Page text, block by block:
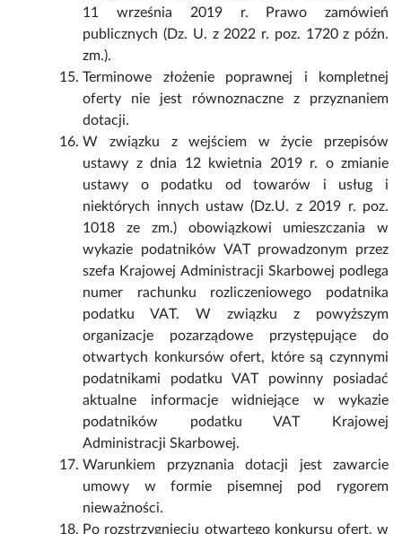
11 września 2019 r. Prawo zamówień
publicznych (Dz. U. z 2022 r. poz. 1720 z późn.
zm.).
Terminowe złożenie poprawnej i kompletnej
oferty nie jest równoznaczne z przyznaniem
dotacji.
W związku z wejściem w życie przepisów
ustawy z dnia 12 kwietnia 2019 r. o zmianie
ustawy o podatku od towarów i usług i
niektórych innych ustaw (Dz.U. z 2019 r. poz.
1018 ze zm.) obowiązkowi umieszczania w
wykazie podatników VAT prowadzonym przez
szefa Krajowej Administracji Skarbowej podlega
numer rachunku rozliczeniowego podatnika
podatku VAT. W związku z powyższym
organizacje pozarządowe przystępujące do
otwartych konkursów ofert, które są czynnymi
podatnikami podatku VAT powinny posiadać
aktualne informacje widniejące w wykazie
podatników podatku VAT Krajowej
Administracji Skarbowej.
Warunkiem przyznania dotacji jest zawarcie
umowy w formie pisemnej pod rygorem
nieważności.
Po rozstrzygnięciu otwartego konkursu ofert, w